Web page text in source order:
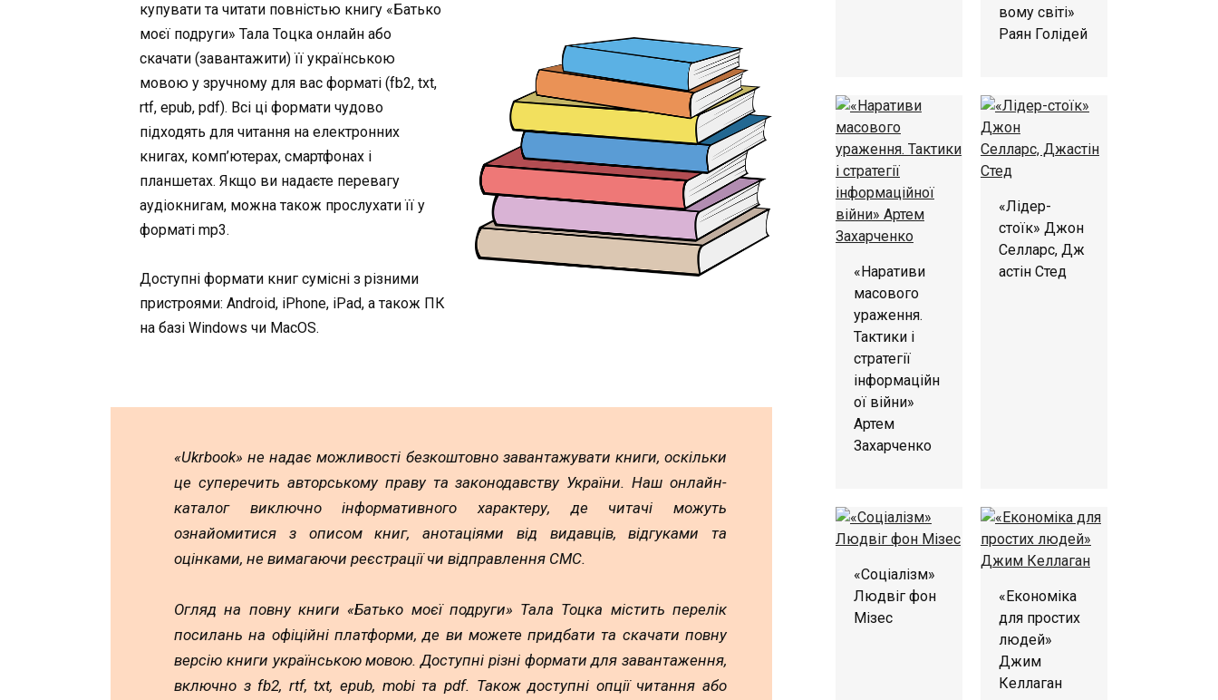
купувати та читати повністью книгу «Батько
моєї подруги» Тала Тоцка онлайн або
скачати (завантажити) її українською
мовою у зручному для вас форматі (fb2, txt,
rtf, epub, pdf). Всі ці формати чудово
підходять для читання на електронних
книгах, комп’ютерах, смартфонах і
планшетах. Якщо ви надаєте перевагу
аудіокнигам, можна також прослухати її у
форматі mp3.
Доступні формати книг сумісні з різними
пристроями: Android, iPhone, iPad, а також ПК
на базі Windows чи MacOS.
«Ukrbook» не надає можливості безкоштовно завантажувати книги, оскільки
це суперечить авторському праву та законодавству України. Наш онлайн-
каталог виключно інформативного характеру, де читачі можуть
ознайомитися з описом книг, анотаціями від видавців, відгуками та
оцінками, не вимагаючи реєстрації чи відправлення СМС.
Огляд на повну книги «Батько моєї подруги» Тала Тоцка містить перелік
посилань на офіційні платформи, де ви можете придбати та скачати повну
версію книги українською мовою. Доступні різні формати для завантаження,
включно з fb2, rtf, txt, epub, mobi та pdf. Також доступні опції читання або
вому світі»
Раян Голідей
«Наративи
масового
ураження.
Тактики і
стратегії
інформаційн
ої війни»
Артем
Захарченко
«Лідер-
стоїк» Джон
Селларс, Дж
астін Стед
«Соціалізм»
Людвіг фон
Мізес
«Економіка
для простих
людей»
Джим
Келлаган